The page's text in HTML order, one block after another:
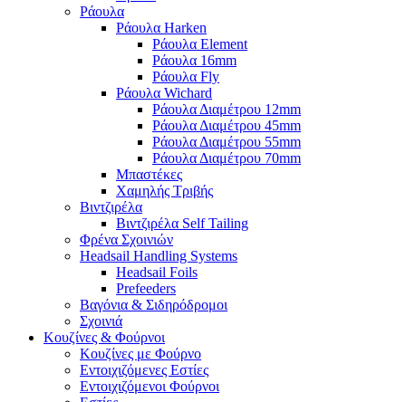
Ράουλα
Ράουλα Harken
Ράουλα Element
Ράουλα 16mm
Ράουλα Fly
Ράουλα Wichard
Ράουλα Διαμέτρου 12mm
Ράουλα Διαμέτρου 45mm
Ράουλα Διαμέτρου 55mm
Ράουλα Διαμέτρου 70mm
Μπαστέκες
Χαμηλής Τριβής
Βιντζιρέλα
Βιντζιρέλα Self Tailing
Φρένα Σχοινιών
Headsail Handling Systems
Headsail Foils
Prefeeders
Βαγόνια & Σιδηρόδρομοι
Σχοινιά
Κουζίνες & Φούρνοι
Κουζίνες με Φούρνο
Εντοιχιζόμενες Εστίες
Εντοιχιζόμενοι Φούρνοι